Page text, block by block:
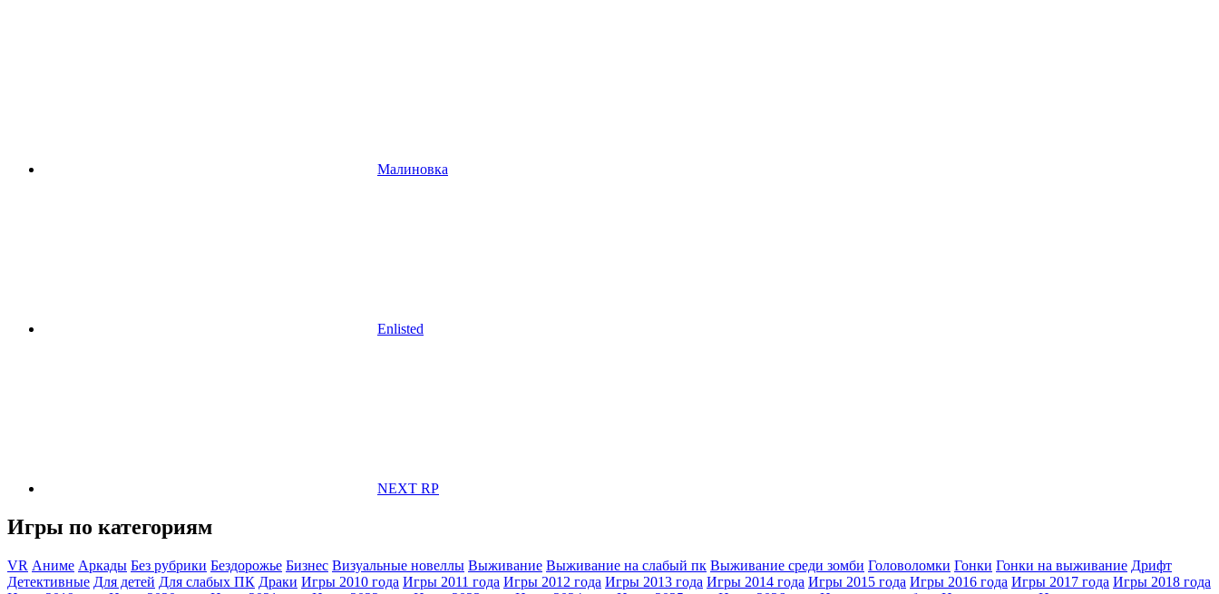
Малиновка
Enlisted
NEXT RP
Игры по категориям
VR Аниме Аркады Без рубрики Бездорожье Бизнес Визуальные новеллы Выживание Выживание на слабый пк Выживание среди зомби Головоломки Гонки Гонки на выживание Дрифт
Детективные Для детей Для слабых ПК Драки Игры 2010 года Игры 2011 года Игры 2012 года Игры 2013 года Игры 2014 года Игры 2015 года Игры 2016 года Игры 2017 года Игры 2018 года